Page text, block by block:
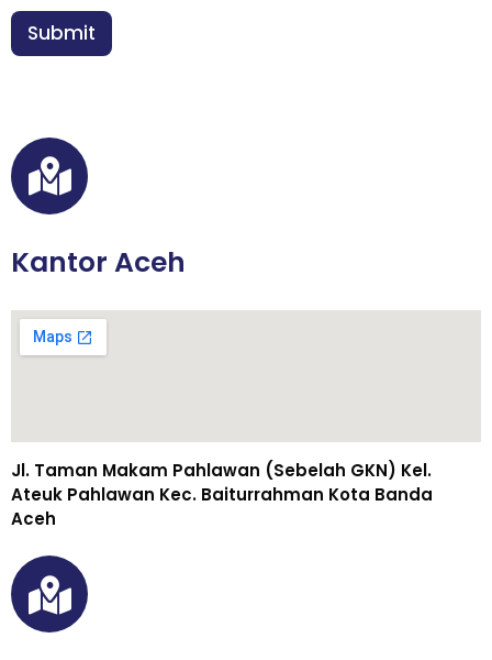
a
n
*
Submit
Kantor Aceh
Jl. Taman Makam Pahlawan (Sebelah GKN) Kel.
Ateuk Pahlawan Kec. Baiturrahman Kota Banda
Aceh